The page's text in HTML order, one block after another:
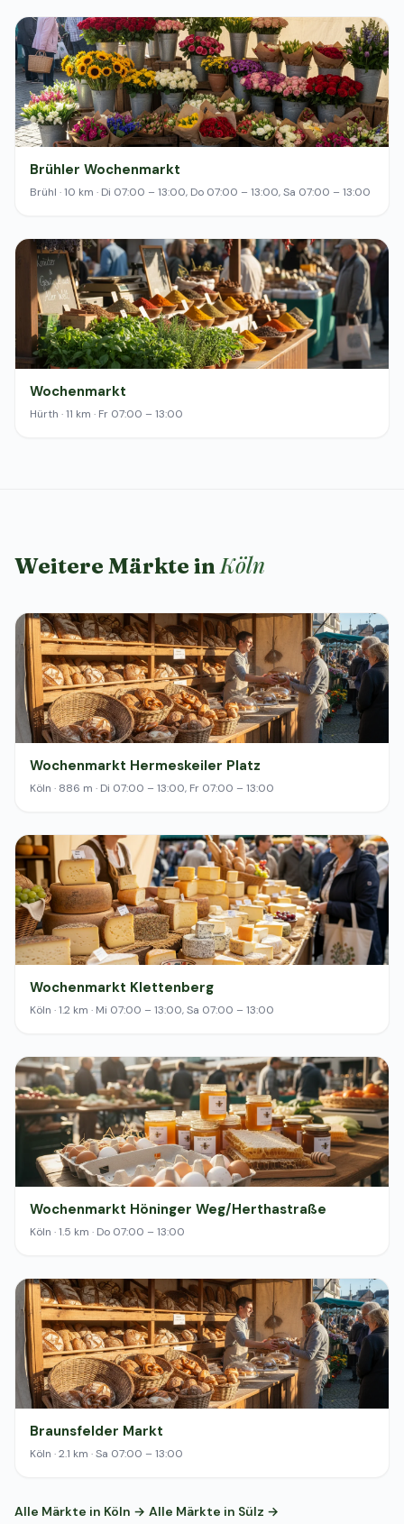
Brühler Wochenmarkt
Brühl · 10 km · Di 07:00 – 13:00, Do 07:00 – 13:00, Sa 07:00 – 13:00
Wochenmarkt
Hürth · 11 km · Fr 07:00 – 13:00
Weitere Märkte inKöln
Wochenmarkt Hermeskeiler Platz
Köln · 886 m · Di 07:00 – 13:00, Fr 07:00 – 13:00
Wochenmarkt Klettenberg
Köln · 1.2 km · Mi 07:00 – 13:00, Sa 07:00 – 13:00
Wochenmarkt Höninger Weg/Herthastraße
Köln · 1.5 km · Do 07:00 – 13:00
Braunsfelder Markt
Köln · 2.1 km · Sa 07:00 – 13:00
Alle Märkte in Köln → Alle Märkte in Sülz →